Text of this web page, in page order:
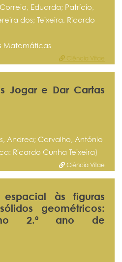
Eduarda; Patrício,
dos; Teixeira, Ricardo
Matemáticas
Ciência Vitae
Jogar e Dar Cartas
Andrea; Carvalho, António
Ricardo Cunha Teixeira)
Ciência Vitae
às figuras
geométricos:
no 2.º ano de